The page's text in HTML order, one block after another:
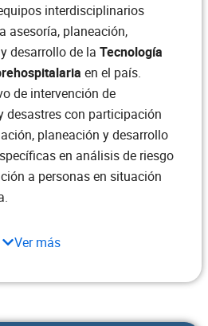
interdisciplinarios
asesoría, planeación,
desarrollo de la Tecnología
en el país.
de intervención de
desastres con participación
planeación y desarrollo
en análisis de riesgo
a personas en situación
Ver más